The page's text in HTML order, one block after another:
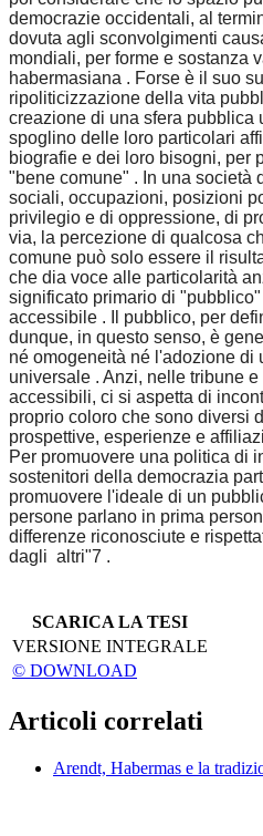
democrazie occidentali, al
dovuta agli sconvolgimenti
mondiali, per forme e sostanza
habermasiana . Forse è il suo
ripoliticizzazione della vita
creazione di una sfera pubblica
spoglino delle loro particolari
biografie e dei loro bisogni, per
"bene comune" . In una società
sociali, occupazioni, posizioni
privilegio e di oppressione, di
via, la percezione di qualcosa
comune può solo essere il
che dia voce alle particolarità
significato primario di
accessibile . Il pubblico, per
dunque, in questo senso, è
né omogeneità né l'adozione di
universale . Anzi, nelle tribune
accessibili, ci si aspetta di
proprio coloro che sono diversi
prospettive, esperienze e
Per promuovere una politica di
sostenitori della democrazia
promuovere l'ideale di un
persone parlano in prima
differenze riconosciute e
dagli altri"7 .
SCARICA LA TESI
VERSIONE INTEGRALE
© DOWNLOAD
Articoli correlati
Arendt, Habermas e la